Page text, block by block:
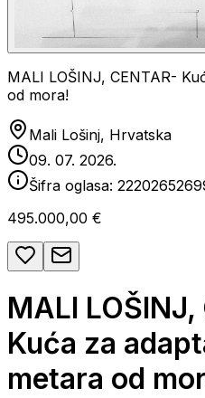
MALI LOŠINJ, CENTAR-
od mora!
Mali Lošinj, Hrvatska
09. 07. 2026.
Šifra oglasa:
495.000,00 €
MALI LOŠINJ,
Kuća za
metara od